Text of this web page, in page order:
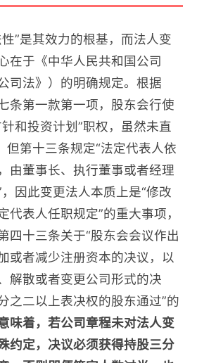
”是其效力的根基，而法人变
在于《中华人民共和国公司
司法》）的明确规定。根据
条第一款第一项，股东会行使
和投资计划”职权，虽然未直
但第十三条规定“法定代表人依
由董事长、执行董事或者经理
因此变更法人本质上是“修改
代表人任职规定”的重大事项，
四十三条关于“股东会会议作出
或者减少注册资本的决议，以
解散或者变更公司形式的决
之二以上表决权的股东通过”的
味着，若公司章程未对法人变
约定，决议必须获得持股三分